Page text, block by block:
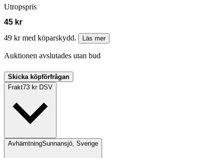
Utropspris
45 kr
49 kr med köparskydd.
Läs mer
Auktionen avslutades utan bud
Skicka köpförfrågan
Frakt73 kr DSV
AvhämtningSunnansjö, Sverige